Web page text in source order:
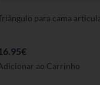
para cama
€
ao Carrinho